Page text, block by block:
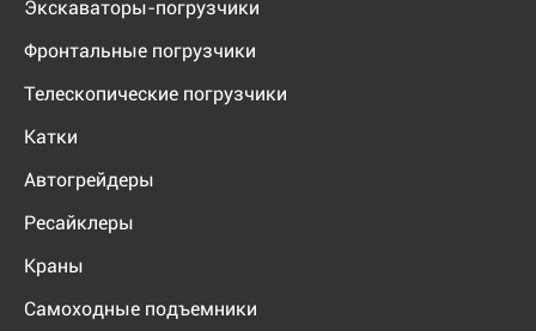
Экскаваторы-погрузчики
Фронтальные погрузчики
Телескопические погрузчики
Катки
Автогрейдеры
Ресайклеры
Краны
Самоходные подъемники